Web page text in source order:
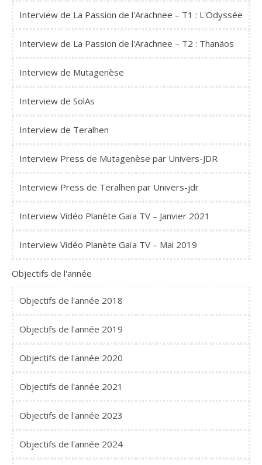
Interview de La Passion de l'Arachnee – T1 : L'Odyssée
Interview de La Passion de l'Arachnee – T2 : Thanäos
Interview de Mutagenèse
Interview de SolAs
Interview de Teralhen
Interview Press de Mutagenèse par Univers-JDR
Interview Press de Teralhen par Univers-jdr
Interview Vidéo Planète Gaïa TV – Janvier 2021
Interview Vidéo Planète Gaïa TV – Mai 2019
Objectifs de l'année
Objectifs de l'année 2018
Objectifs de l'année 2019
Objectifs de l'année 2020
Objectifs de l'année 2021
Objectifs de l'année 2023
Objectifs de l'année 2024